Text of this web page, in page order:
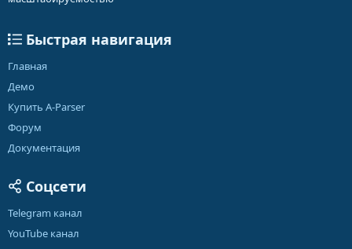
Быстрая навигация
Главная
Демо
Купить A-Parser
Форум
Документация
Соцсети
Telegram канал
YouTube канал